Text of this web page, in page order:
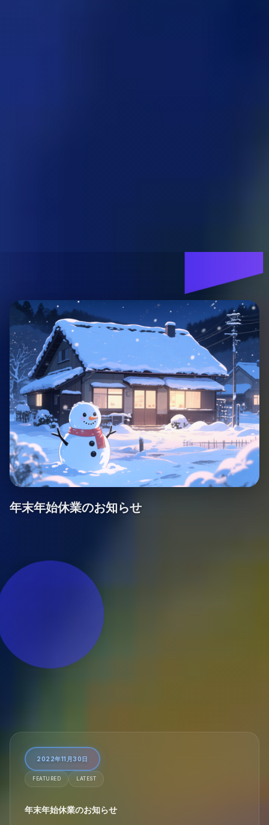
年末年始休業のお知らせ
2022年11月30日
FEATURED LATEST
年末年始休業のお知らせ